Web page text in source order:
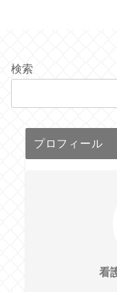
検索
プロフィール
看